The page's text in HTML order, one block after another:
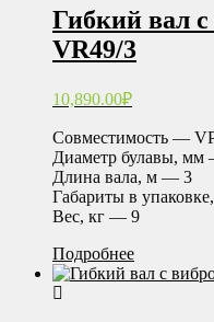
Гибкий вал
VR49/3
10,890.00₽
Совместимость —
Диаметр булавы, мм
Длина вала, м — 3
Габариты в
Вес, кг — 9
Подробнее